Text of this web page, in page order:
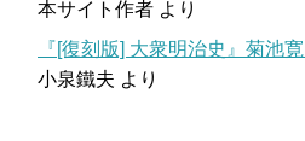
本サイト作者 より
『[復刻版] 大衆明治史』菊池
小泉鐵夫 より